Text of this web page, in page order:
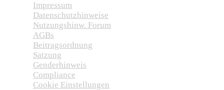
Impressum
Datenschutzhinweise
Nutzungshinw. Forum
AGBs
Beitragsordnung
Satzung
Genderhinweis
Compliance
Cookie Einstellungen